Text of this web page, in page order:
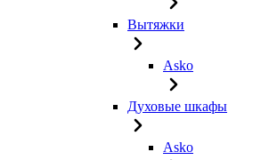
Вытяжки
Asko
Духовые шкафы
Asko